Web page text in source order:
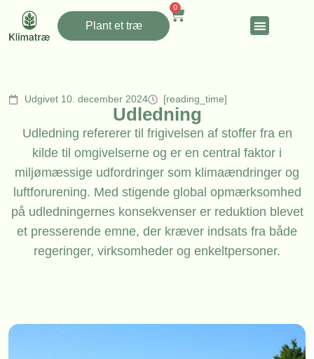
Plant et træ
0
Udgivet 10. december 2024 [reading_time]
Udledning
Udledning refererer til frigivelsen af stoffer fra en
kilde til omgivelserne og er en central faktor i
miljømæssige udfordringer som klimaændringer og
luftforurening. Med stigende global opmærksomhed
på udledningernes konsekvenser er reduktion blevet
et presserende emne, der kræver indsats fra både
regeringer, virksomheder og enkeltpersoner.